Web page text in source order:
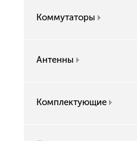
Коммутаторы
Антенны
Комплектующие